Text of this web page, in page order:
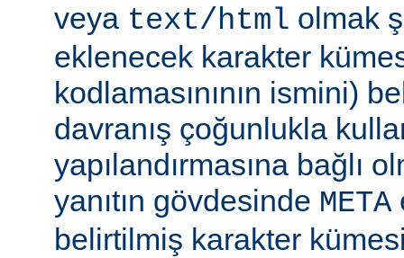
veya text/html olmak
eklenecek karakter
kodlamasınının ismini)
davranış çoğunlukla
yapılandırmasına bağlı
yanıtın gövdesinde META
belirtilmiş karakter